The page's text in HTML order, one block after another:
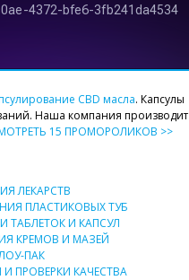
CBD масла. Капсулы
Наша компания производит
15 ПРОМОРОЛИКОВ >>
ЛЕКАРСТВ
ПЛАСТИКОВЫХ ТУБ
И КАПСУЛ
КРЕМОВ И МАЗЕЙ
ПАК
ПРОВЕРКИ КАЧЕСТВА